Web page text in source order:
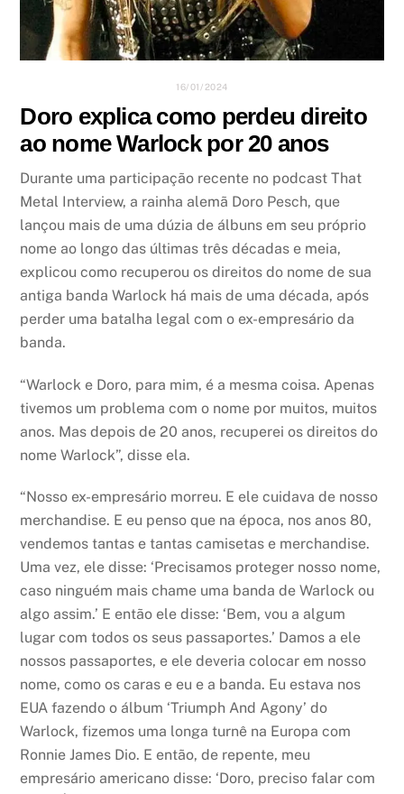
16/01/2024
Doro explica como perdeu direito
ao nome Warlock por 20 anos
Durante uma participação recente no podcast That
Metal Interview, a rainha alemã Doro Pesch, que
lançou mais de uma dúzia de álbuns em seu próprio
nome ao longo das últimas três décadas e meia,
explicou como recuperou os direitos do nome de sua
antiga banda Warlock há mais de uma década, após
perder uma batalha legal com o ex-empresário da
banda.
“Warlock e Doro, para mim, é a mesma coisa. Apenas
tivemos um problema com o nome por muitos, muitos
anos. Mas depois de 20 anos, recuperei os direitos do
nome Warlock”, disse ela.
“Nosso ex-empresário morreu. E ele cuidava de nosso
merchandise. E eu penso que na época, nos anos 80,
vendemos tantas e tantas camisetas e merchandise.
Uma vez, ele disse: ‘Precisamos proteger nosso nome,
caso ninguém mais chame uma banda de Warlock ou
algo assim.’ E então ele disse: ‘Bem, vou a algum
lugar com todos os seus passaportes.’ Damos a ele
nossos passaportes, e ele deveria colocar em nosso
nome, como os caras e eu e a banda. Eu estava nos
EUA fazendo o álbum ‘Triumph And Agony’ do
Warlock, fizemos uma longa turnê na Europa com
Ronnie James Dio. E então, de repente, meu
empresário americano disse: ‘Doro, preciso falar com